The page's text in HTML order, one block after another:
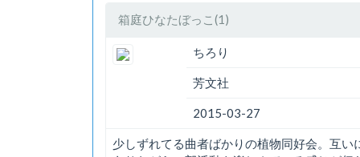
箱庭ひなたぼっこ(1)
ちろり
芳文社
2015-03-27
少しずれてる曲者ばかりの植物同好会。互